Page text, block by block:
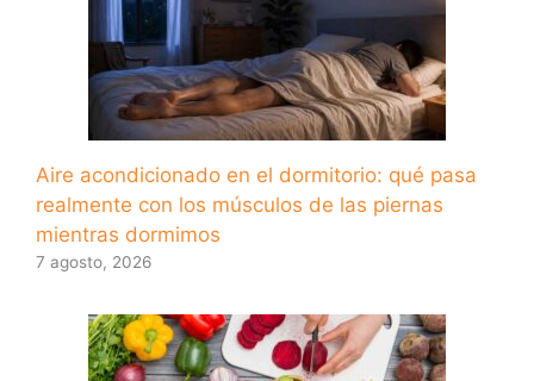
Aire acondicionado en el dormitorio: qué pasa
realmente con los músculos de las piernas
mientras dormimos
7 agosto, 2026